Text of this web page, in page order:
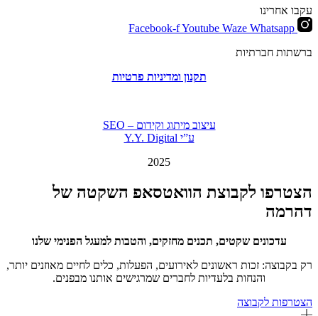
עקבו אחרינו
Facebook-fYoutube Waze Whatsapp
ברשתות חברתיות
תקנון ומדיניות פרטיות
עיצוב מיתוג וקידום – SEO
ע”י Y.Y. Digital
2025
הצטרפו לקבוצת הוואטסאפ השקטה של
דהרמה
עדכונים שקטים, תכנים מחזקים, והטבות למעגל הפנימי שלנו
רק בקבוצה: זכות ראשונים לאירועים, הפעלות, כלים לחיים מאוזנים יותר,
והנחות בלעדיות לחברים שמרגישים אותנו מבפנים.
הצטרפות לקבוצה